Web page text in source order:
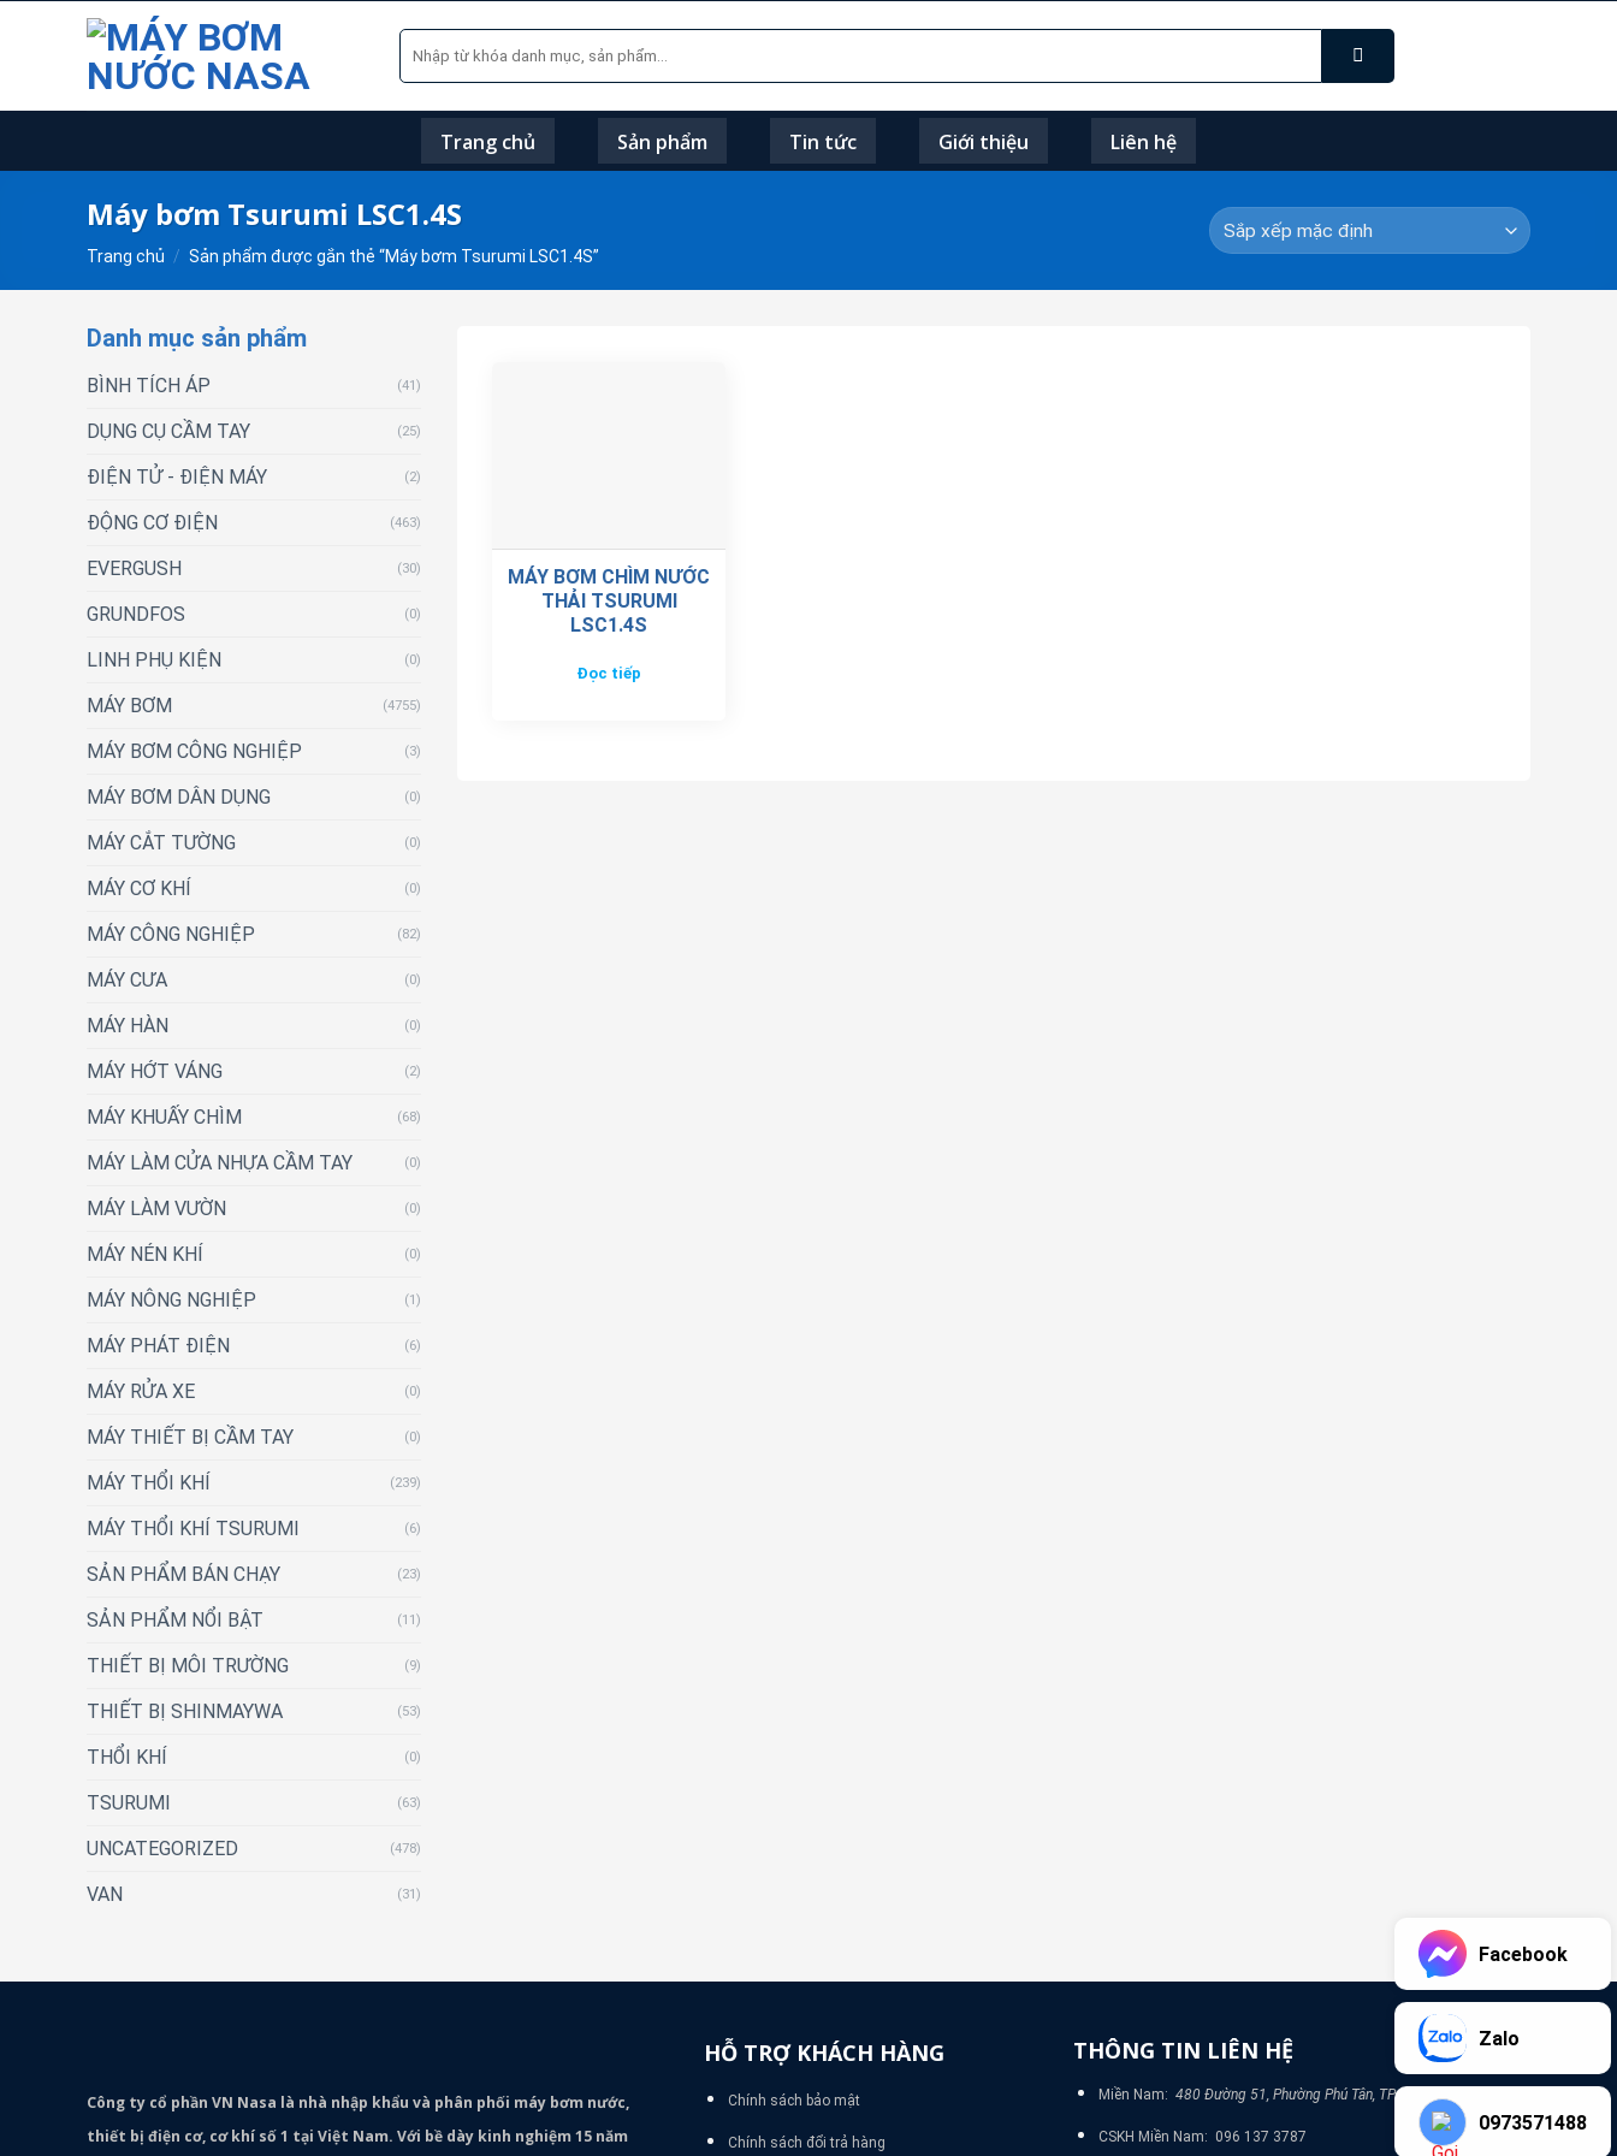
Tìm
kiếm:
Trang chủ Sản phẩm Tin tức Giới thiệu Liên hệ
Máy bơm Tsurumi LSC1.4S
Trang chủ / Sản phẩm được gắn thẻ “Máy bơm Tsurumi LSC1.4S”
Danh mục sản phẩm
BÌNH TÍCH ÁP (41)
DỤNG CỤ CẦM TAY (25)
ĐIỆN TỬ - ĐIỆN MÁY (2)
ĐỘNG CƠ ĐIỆN (463)
EVERGUSH (30)
GRUNDFOS (0)
LINH PHỤ KIỆN (0)
MÁY BƠM (4755)
MÁY BƠM CÔNG NGHIỆP (3)
MÁY BƠM DÂN DỤNG (0)
MÁY CẮT TƯỜNG (0)
MÁY CƠ KHÍ (0)
MÁY CÔNG NGHIỆP (82)
MÁY CƯA (0)
MÁY HÀN (0)
MÁY HỚT VÁNG (2)
MÁY KHUẤY CHÌM (68)
MÁY LÀM CỬA NHỰA CẦM TAY (0)
MÁY LÀM VƯỜN (0)
MÁY NÉN KHÍ (0)
MÁY NÔNG NGHIỆP (1)
MÁY PHÁT ĐIỆN (6)
MÁY RỬA XE (0)
MÁY THIẾT BỊ CẦM TAY (0)
MÁY THỔI KHÍ (239)
MÁY THỔI KHÍ TSURUMI (6)
SẢN PHẨM BÁN CHẠY (23)
SẢN PHẨM NỔI BẬT (11)
THIẾT BỊ MÔI TRƯỜNG (9)
THIẾT BỊ SHINMAYWA (53)
THỔI KHÍ (0)
TSURUMI (63)
UNCATEGORIZED (478)
VAN (31)
MÁY BƠM CHÌM NƯỚC
THẢI TSURUMI
LSC1.4S
Đọc tiếp
Công ty cổ phần VN Nasa là nhà nhập khẩu và phân phối máy bơm nước,
thiết bị điện cơ, cơ khí số 1 tại Việt Nam. Với bề dày kinh nghiệm 15 năm
HỖ TRỢ KHÁCH HÀNG
Chính sách bảo mật
Chính sách đổi trả hàng
THÔNG TIN LIÊN HỆ
Miền Nam: 480 Đường 51, Phường Phú Tân, TP Bình Dương
CSKH Miền Nam: 096 137 3787
Facebook
Zalo
0973571488